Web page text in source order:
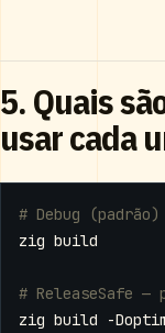
5. Quais
usar cada
# Debug
# ReleaseSafe —
zig build -